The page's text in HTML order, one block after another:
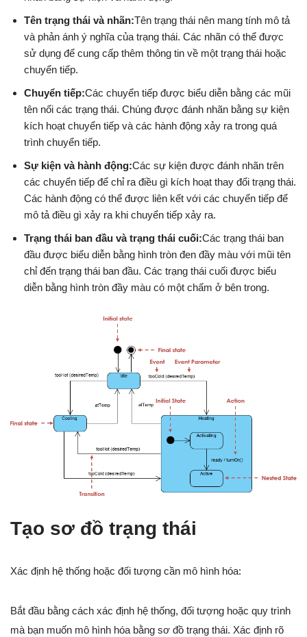
Tên trạng thái và nhãn:Tên trạng thái nên mang tính mô tả
và phản ánh ý nghĩa của trạng thái. Các nhãn có thể được
sử dụng để cung cấp thêm thông tin về một trạng thái hoặc
chuyển tiếp.
Chuyển tiếp:Các chuyển tiếp được biểu diễn bằng các mũi
tên nối các trạng thái. Chúng được đánh nhãn bằng sự kiện
kích hoạt chuyển tiếp và các hành động xảy ra trong quá
trình chuyển tiếp.
Sự kiện và hành động:Các sự kiện được đánh nhãn trên
các chuyển tiếp để chỉ ra điều gì kích hoạt thay đổi trạng thái.
Các hành động có thể được liên kết với các chuyển tiếp để
mô tả điều gì xảy ra khi chuyển tiếp xảy ra.
Trạng thái ban đầu và trạng thái cuối:Các trạng thái ban
đầu được biểu diễn bằng hình tròn đen đầy màu với mũi tên
chỉ đến trạng thái ban đầu. Các trạng thái cuối được biểu
diễn bằng hình tròn đầy màu có một chấm ở bên trong.
Tạo sơ đồ trạng thái
Xác định hệ thống hoặc đối tượng cần mô hình hóa:
Bắt đầu bằng cách xác định hệ thống, đối tượng hoặc quy trình
mà bạn muốn mô hình hóa bằng sơ đồ trạng thái. Xác định rõ